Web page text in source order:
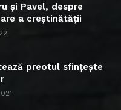
și Pavel, despre
a creștinătății
preotul sfințește